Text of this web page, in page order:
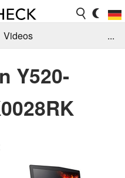
Videos
Jobs
...
Y520-